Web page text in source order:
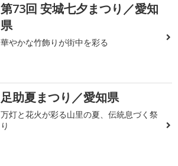
第73回 安城七夕まつり／愛知
県
華やかな竹飾りが街中を彩る
足助夏まつり／愛知県
万灯と花火が彩る山里の夏、伝統息づく祭
り